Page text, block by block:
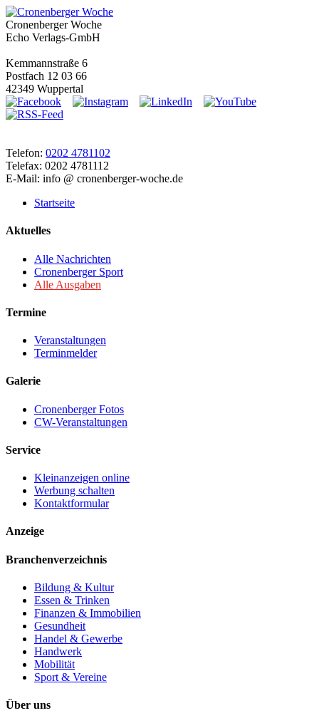
Cronenberger Woche
Echo Verlags-GmbH
Kemmannstraße 6
Postfach 12 03 66
42349 Wuppertal
Telefon: 0202 4781102
Telefax: 0202 4781112
E-Mail: info @ cronenberger-woche.de
Startseite
Aktuelles
Alle Nachrichten
Cronenberger Sport
Alle Ausgaben
Termine
Veranstaltungen
Terminmelder
Galerie
Cronenberger Fotos
CW-Veranstaltungen
Service
Kleinanzeigen online
Werbung schalten
Kontaktformular
Anzeige
Branchenverzeichnis
Bildung & Kultur
Essen & Trinken
Finanzen & Immobilien
Gesundheit
Handel & Gewerbe
Handwerk
Mobilität
Sport & Vereine
Über uns